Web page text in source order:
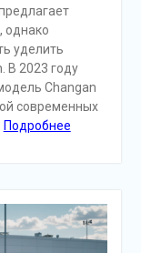
однако
уделить
В 2023 году
Changan
современных
Подробнее